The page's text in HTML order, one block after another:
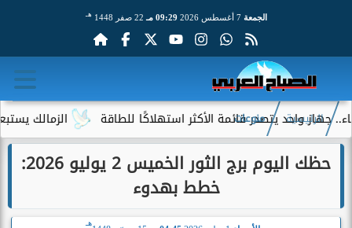
الجمعة 7 أغسطس 2026 09:29 مـ 22 صفر 1448 هـ
الزمالك يستبعد 4 لاعبين شباب من حساباته في الموسم الجديد يتصدر قائمة الأكثر استهلاكًا للطاقة
الرئيسية منوعات
حظك اليوم برج الثور الخميس 2 يوليو 2026:
خطط بهدوء
هـ